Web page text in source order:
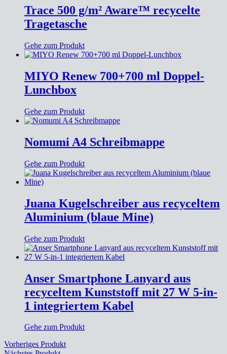
Trace 500 g/m² Aware™ recycelte
Tragetasche
Gehe zum Produkt
MIYO Renew 700+700 ml Doppel-
Lunchbox
Gehe zum Produkt
Nomumi A4 Schreibmappe
Gehe zum Produkt
Juana Kugelschreiber aus recyceltem
Aluminium (blaue Mine)
Gehe zum Produkt
Anser Smartphone Lanyard aus
recyceltem Kunststoff mit 27 W 5-in-
1 integriertem Kabel
Gehe zum Produkt
Vorheriges Produkt